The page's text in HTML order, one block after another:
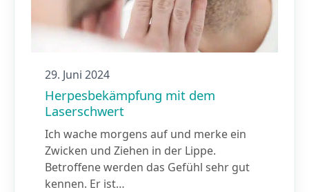
29. Juni 2024
Herpesbekämpfung mit dem
Laserschwert
Ich wache morgens auf und merke ein
Zwicken und Ziehen in der Lippe.
Betroffene werden das Gefühl sehr gut
kennen. Er ist…